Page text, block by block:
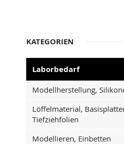
KATEGORIEN
Laborbedarf
Modellherstellung,
Löffelmaterial,
Tiefziehfolien
Modellieren, Einbetten